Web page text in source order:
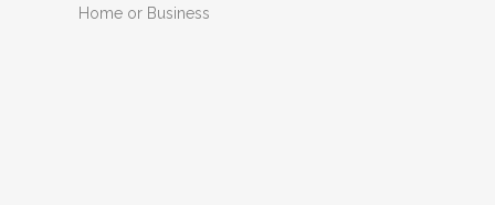
Home or Business